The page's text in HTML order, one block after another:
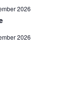
2026
2026